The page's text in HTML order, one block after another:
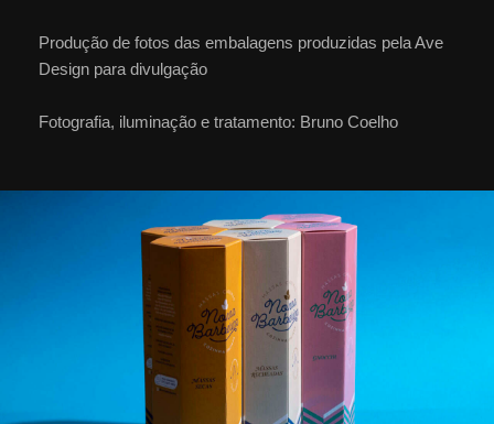
Produção de fotos das embalagens produzidas pela Ave
Design para divulgação
Fotografia, iluminação e tratamento: Bruno Coelho